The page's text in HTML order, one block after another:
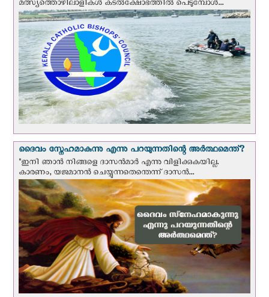
മത്സ്യത്തൊഴിലാളികള്‍ കടല്‍ക്ഷോഭത്തില്‍ പെടുമ്പോള്‍...
ദൈവം സ്നേഹമാകുന്നു എന്നു പറയുന്നതിന്റെ അർത്ഥമെന്ത്?
"ഇനി ഞാന്‍ നിങ്ങളെ ദാസന്‍മാര്‍ എന്നു വിളിക്കുകയില്ല.
കാരണം, യജമാനന്‍ ചെയ്യുന്നതെന്തെന്ന് ദാസന്‍...